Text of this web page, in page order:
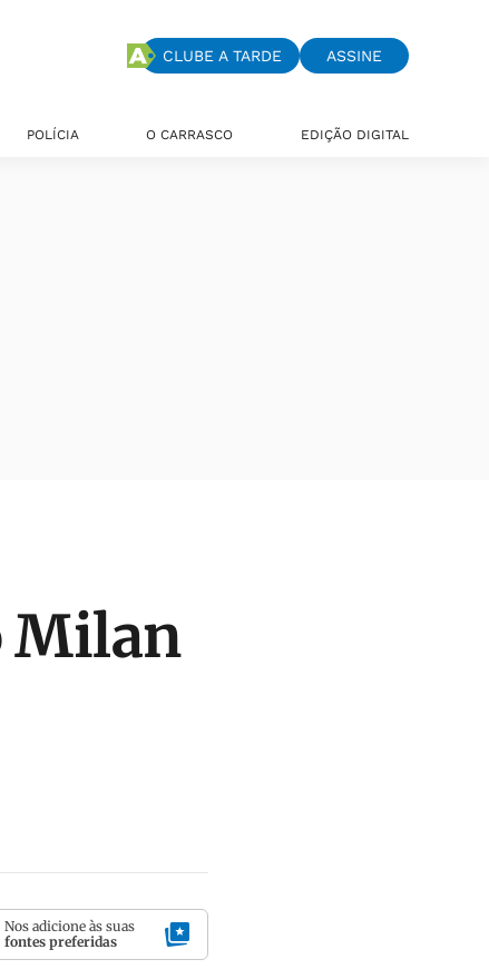
CLUBE A TARDE ASSINE
POLÍCIA O CARRASCO EDIÇÃO DIGITAL
Milan
Nos adicione às suas
fontes preferidas